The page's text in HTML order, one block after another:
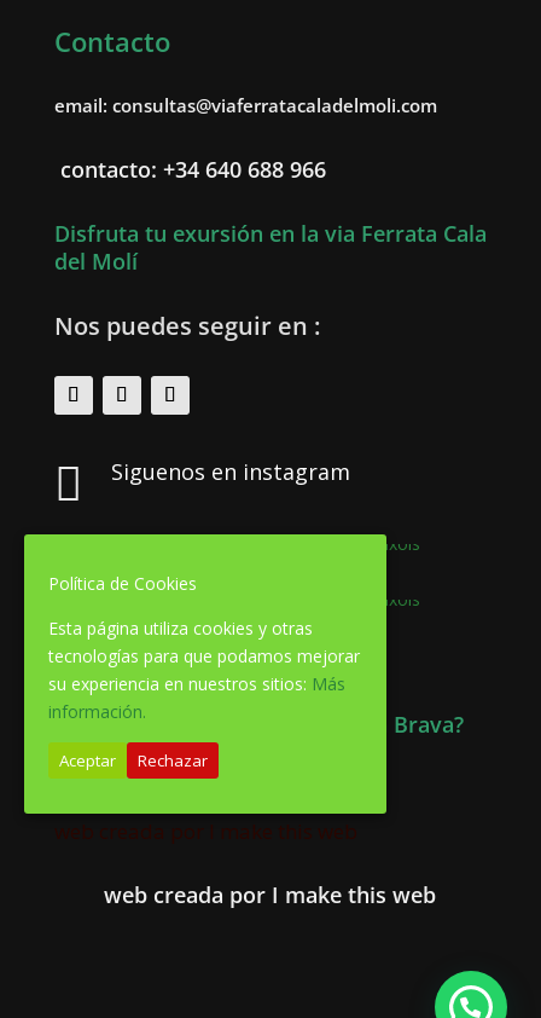
Contacto
email: consultas@viaferratacaladelmoli.com
contacto: +34 640 688 966
Disfruta tu exursión en la via Ferrata Cala
del Molí
Nos puedes seguir en :
 Siguenos en instagram
Quieres información de la Costa Brava?
web creada por I make this web
web creada por I make this web
Política de Cookies
Esta página utiliza cookies y otras
tecnologías para que podamos mejorar
su experiencia en nuestros sitios: Más
información.
Aceptar Rechazar